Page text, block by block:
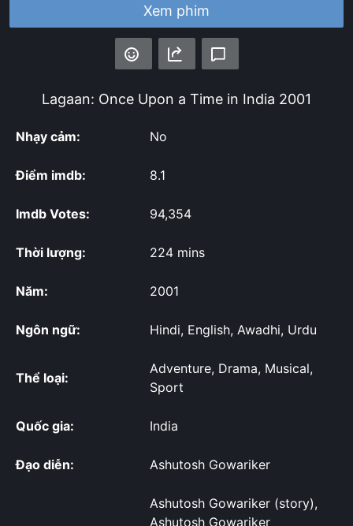
Xem phim
Lagaan: Once Upon a Time in India 2001
Nhạy cảm: No
Điểm imdb: 8.1
Imdb Votes: 94,354
Thời lượng: 224 mins
Năm: 2001
Ngôn ngữ: Hindi, English, Awadhi, Urdu
Thể loại:
Adventure, Drama, Musical,
Sport
Quốc gia: India
Đạo diễn: Ashutosh Gowariker
Ashutosh Gowariker (story),
Ashutosh Gowariker